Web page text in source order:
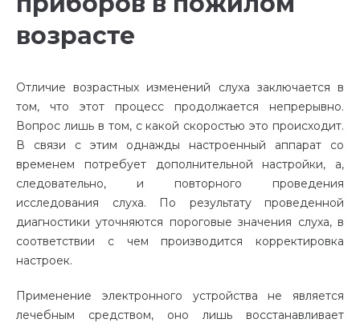
возрасте
Отличие возрастных изменений слуха заключается в
том, что этот процесс продолжается непрерывно.
Вопрос лишь в том, с какой скоростью это происходит.
В связи с этим однажды настроенный аппарат со
временем потребует дополнительной настройки, а,
следовательно, и повторного проведения
исследования слуха. По результату проведенной
диагностики уточняются пороговые значения слуха, в
соответствии с чем производится корректировка
настроек.
Применение электронного устройства не является
лечебным средством, оно лишь восстанавливает